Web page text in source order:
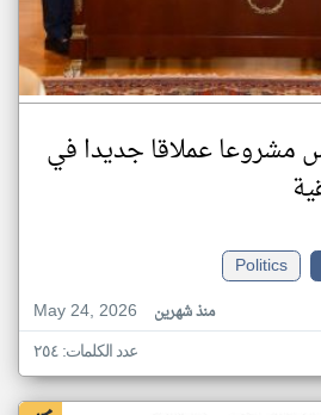
عملاقا جديدا في
Politics
May 24, 2026
منذ شهرين
عدد الكلمات: ٢٥٤